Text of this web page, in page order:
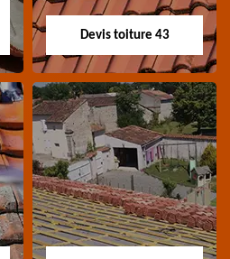
Haute-Loire
Devis toiture 43
Devis toiture 43
Devis toiture 43 Haute-
Loire